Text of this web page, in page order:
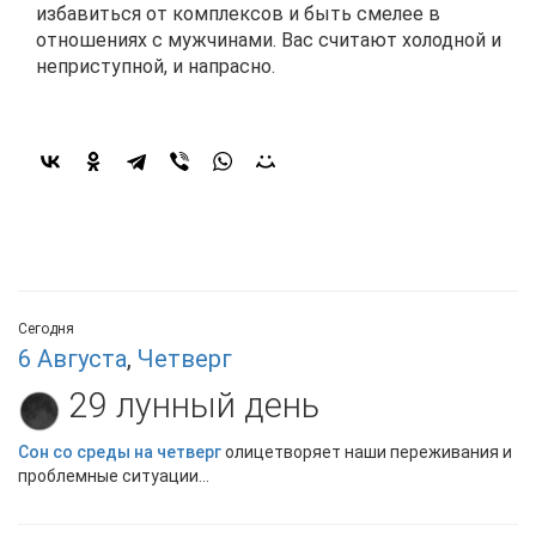
избавиться от комплексов и быть смелее в
отношениях с мужчинами. Вас считают холодной и
неприступной, и напрасно.
Сегодня
6 Августа, Четверг
29 лунный день
Сон со среды на четверголицетворяет наши переживания и
проблемные ситуации...